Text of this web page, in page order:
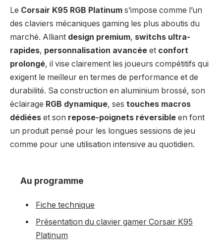
Le Corsair K95 RGB Platinum s’impose comme l’un
des claviers mécaniques gaming les plus aboutis du
marché. Alliant design premium, switchs ultra-
rapides, personnalisation avancée et confort
prolongé, il vise clairement les joueurs compétitifs qui
exigent le meilleur en termes de performance et de
durabilité. Sa construction en aluminium brossé, son
éclairage RGB dynamique, ses touches macros
dédiées et son repose-poignets réversible en font
un produit pensé pour les longues sessions de jeu
comme pour une utilisation intensive au quotidien.
Au programme
Fiche technique
Présentation du clavier gamer Corsair K95
Platinum